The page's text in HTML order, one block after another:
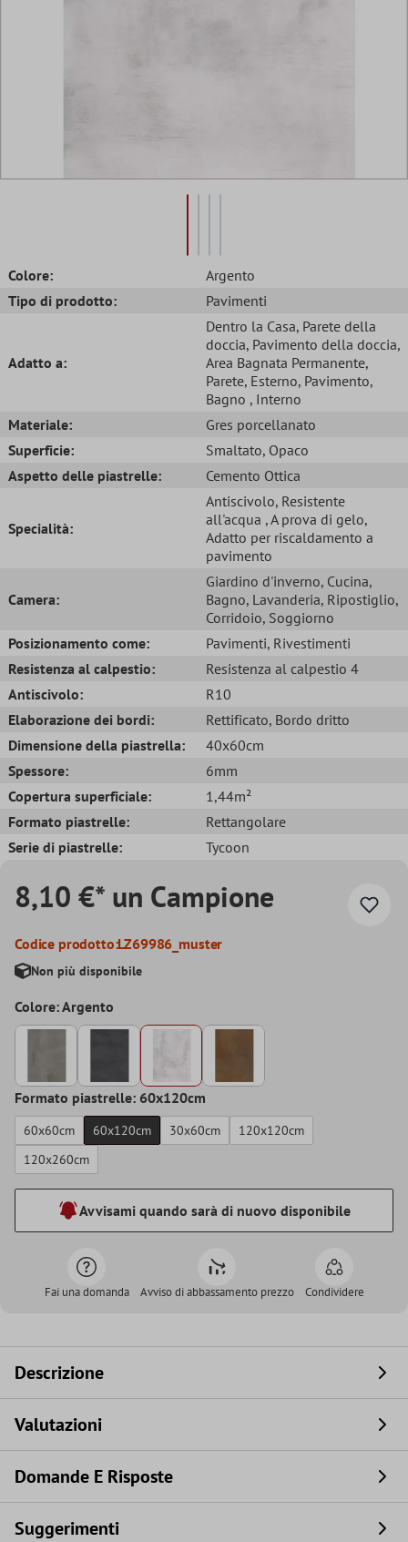
Colore:
Argento
Tipo di prodotto:
Pavimenti
Adatto a:
Dentro la Casa, Parete della
doccia, Pavimento della doccia,
Area Bagnata Permanente,
Parete, Esterno, Pavimento,
Bagno , Interno
Materiale:
Gres porcellanato
Superficie:
Smaltato, Opaco
Aspetto delle piastrelle:
Cemento Ottica
Specialità:
Antiscivolo, Resistente
all'acqua , A prova di gelo,
Adatto per riscaldamento a
pavimento
Camera:
Giardino d'inverno, Cucina,
Bagno, Lavanderia, Ripostiglio,
Corridoio, Soggiorno
Posizionamento come:
Pavimenti, Rivestimenti
Resistenza al calpestio:
Resistenza al calpestio 4
Antiscivolo:
R10
Elaborazione dei bordi:
Rettificato, Bordo dritto
Dimensione della piastrella:
40x60cm
Spessore:
6mm
Copertura superficiale:
1,44m²
Formato piastrelle:
Rettangolare
Serie di piastrelle:
Tycoon
8,10 €* un Campione
Codice prodotto:LZ69986_muster
Non più disponibile
Colore: Argento
Formato piastrelle: 60x120cm
60x60cm 60x120cm 30x60cm
120x120cm
120x260cm
Avvisami quando sarà di nuovo disponibile
Fai una domanda Avviso di abbassamento prezzo Condividere
Descrizione
Valutazioni
Domande E Risposte
Suggerimenti